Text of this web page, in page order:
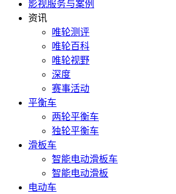
影视服务与案例
资讯
唯轮测评
唯轮百科
唯轮视野
深度
赛事活动
平衡车
两轮平衡车
独轮平衡车
滑板车
智能电动滑板车
智能电动滑板
电动车